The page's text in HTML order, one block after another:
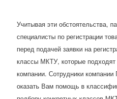
Учитывая эти обстоятельства,
специалисты по регистрации
перед подачей заявки на
классы МКТУ, которые
компании. Сотрудники
оказать Вам помощь в